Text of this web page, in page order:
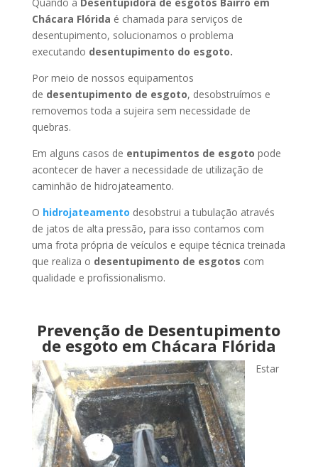
Chácara Flórida é chamada para serviços de
desentupimento, solucionamos o problema
executando desentupimento do esgoto.
Por meio de nossos equipamentos
de desentupimento de esgoto, desobstruímos e
removemos toda a sujeira sem necessidade de
quebras.
Em alguns casos de entupimentos de esgoto pode
acontecer de haver a necessidade de utilização de
caminhão de hidrojateamento.
O hidrojateamento desobstrui a tubulação através
de jatos de alta pressão, para isso contamos com
uma frota própria de veículos e equipe técnica treinada
que realiza o desentupimento de esgotos com
qualidade e profissionalismo.
Prevenção de Desentupimento
de esgoto em Chácara Flórida
Estar